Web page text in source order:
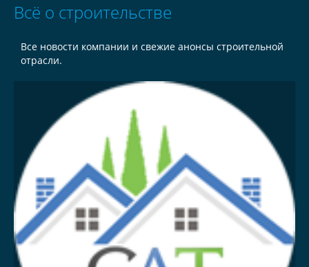
Всё о строительстве
Все новости компании и свежие анонсы строительной
отрасли.